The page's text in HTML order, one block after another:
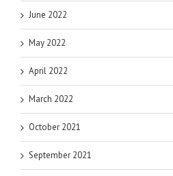
June 2022
May 2022
April 2022
March 2022
October 2021
September 2021